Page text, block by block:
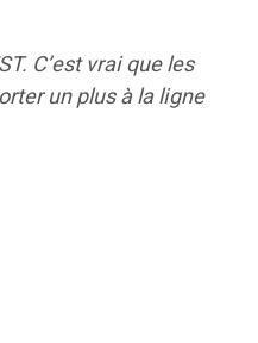
C’est vrai que les
un plus à la ligne